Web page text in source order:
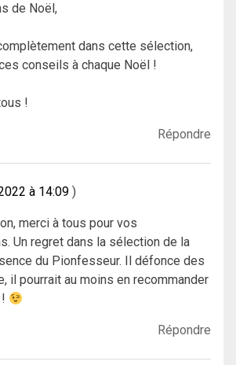
de Noël,
dans cette sélection,
conseils à chaque Noël !
!
Répondre
à 14:09
merci à tous pour vos
Un regret dans la sélection de la
du Pionfesseur. Il défonce des
il pourrait au moins en recommander
Répondre